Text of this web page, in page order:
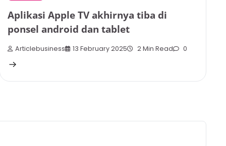
Aplikasi Apple TV akhirnya tiba di
ponsel android dan tablet
Articlebusiness 13 February 2025 2 Min Read 0